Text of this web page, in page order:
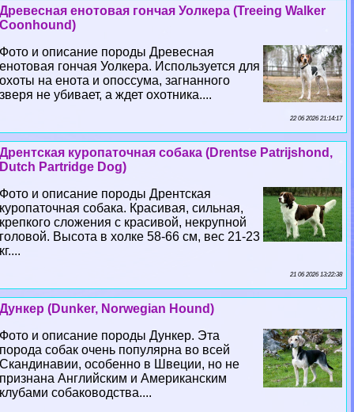
Древесная енотовая гончая Уолкера (Treeing Walker
Coonhound)
Фото и описание породы Древесная
енотовая гончая Уолкера. Используется для
охоты на енота и опоссума, загнанного
зверя не убивает, а ждет охотника....
22 06 2026 21:14:17
Дрентская куропаточная собака (Drentse Patrijshond,
Dutch Partridge Dog)
Фото и описание породы Дрентская
куропаточная собака. Красивая, сильная,
крепкого сложения с красивой, некрупной
головой. Высота в холке 58-66 см, вес 21-23
кг....
21 06 2026 13:22:38
Дункер (Dunker, Norwegian Hound)
Фото и описание породы Дункер. Эта
порода собак очень популярна во всей
Скандинавии, особенно в Швеции, но не
признана Английским и Американским
клубами собаководства....